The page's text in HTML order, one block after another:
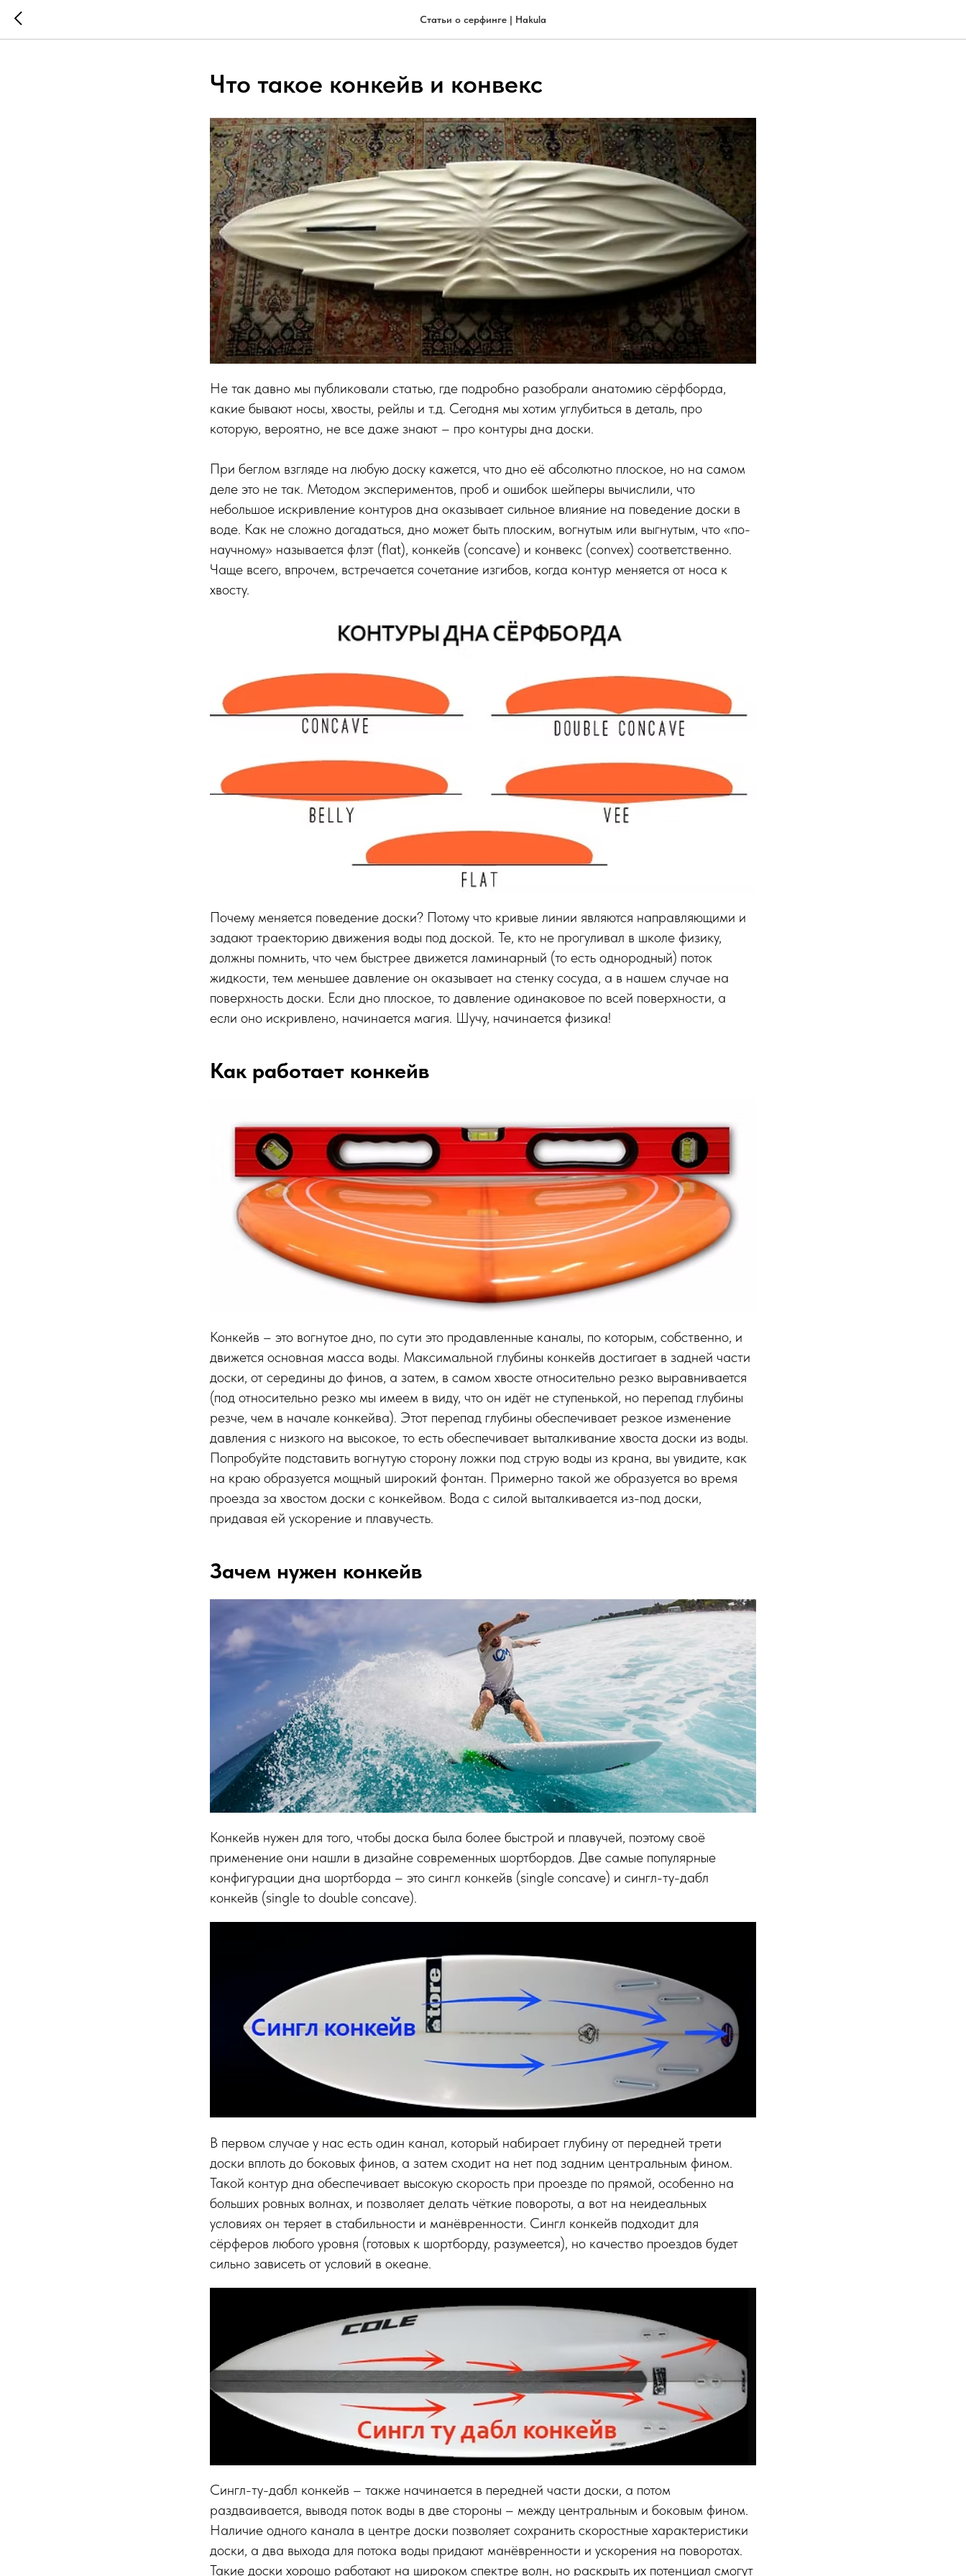
Статьи о серфинге | Hakula
Что такое конкейв и конвекс
Не так давно мы публиковали статью, где подробно разобрали анатомию сёрфборда,
какие бывают носы, хвосты, рейлы и т.д. Сегодня мы хотим углубиться в деталь, про
которую, вероятно, не все даже знают – про контуры дна доски.
При беглом взгляде на любую доску кажется, что дно её абсолютно плоское, но на самом
деле это не так. Методом экспериментов, проб и ошибок шейперы вычислили, что
небольшое искривление контуров дна оказывает сильное влияние на поведение доски в
воде. Как не сложно догадаться, дно может быть плоским, вогнутым или выгнутым, что «по-
научному» называется флэт (flat), конкейв (concave) и конвекс (convex) соответственно.
Чаще всего, впрочем, встречается сочетание изгибов, когда контур меняется от носа к
хвосту.
Почему меняется поведение доски? Потому что кривые линии являются направляющими и
задают траекторию движения воды под доской. Те, кто не прогуливал в школе физику,
должны помнить, что чем быстрее движется ламинарный (то есть однородный) поток
жидкости, тем меньшее давление он оказывает на стенку сосуда, а в нашем случае на
поверхность доски. Если дно плоское, то давление одинаковое по всей поверхности, а
если оно искривлено, начинается магия. Шучу, начинается физика!
Как работает конкейв
Конкейв – это вогнутое дно, по сути это продавленные каналы, по которым, собственно, и
движется основная масса воды. Максимальной глубины конкейв достигает в задней части
доски, от середины до финов, а затем, в самом хвосте относительно резко выравнивается
(под относительно резко мы имеем в виду, что он идёт не ступенькой, но перепад глубины
резче, чем в начале конкейва). Этот перепад глубины обеспечивает резкое изменение
давления с низкого на высокое, то есть обеспечивает выталкивание хвоста доски из воды.
Попробуйте подставить вогнутую сторону ложки под струю воды из крана, вы увидите, как
на краю образуется мощный широкий фонтан. Примерно такой же образуется во время
проезда за хвостом доски с конкейвом. Вода с силой выталкивается из-под доски,
придавая ей ускорение и плавучесть.
Зачем нужен конкейв
Конкейв нужен для того, чтобы доска была более быстрой и плавучей, поэтому своё
применение они нашли в дизайне современных шортбордов. Две самые популярные
конфигурации дна шортборда – это сингл конкейв (single concave) и сингл-ту-дабл
конкейв (single to double concave).
В первом случае у нас есть один канал, который набирает глубину от передней трети
доски вплоть до боковых финов, а затем сходит на нет под задним центральным фином.
Такой контур дна обеспечивает высокую скорость при проезде по прямой, особенно на
больших ровных волнах, и позволяет делать чёткие повороты, а вот на неидеальных
условиях он теряет в стабильности и манёвренности. Сингл конкейв подходит для
сёрферов любого уровня (готовых к шортборду, разумеется), но качество проездов будет
сильно зависеть от условий в океане.
Сингл-ту-дабл конкейв – также начинается в передней части доски, а потом
раздваивается, выводя поток воды в две стороны – между центральным и боковым фином.
Наличие одного канала в центре доски позволяет сохранить скоростные характеристики
доски, а два выхода для потока воды придают манёвренности и ускорения на поворотах.
Такие доски хорошо работают на широком спектре волн, но раскрыть их потенциал смогут